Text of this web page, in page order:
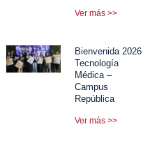
Ver más >>
Bienvenida 2026
Tecnología
Médica –
Campus
República
Ver más >>